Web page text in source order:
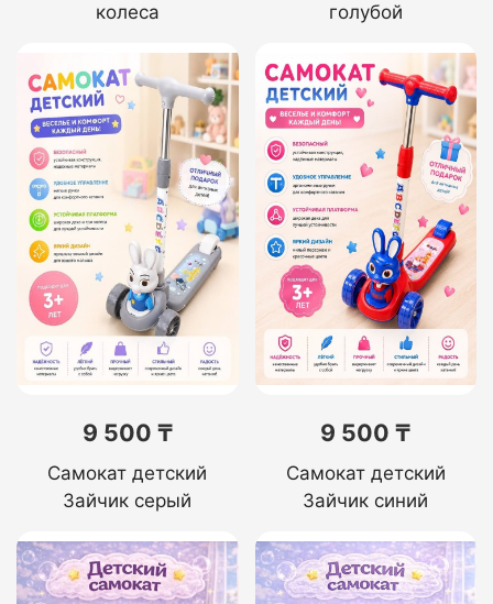
колеса
голубой
9 500 ₸
Самокат детский
Зайчик серый
9 500 ₸
Самокат детский
Зайчик синий